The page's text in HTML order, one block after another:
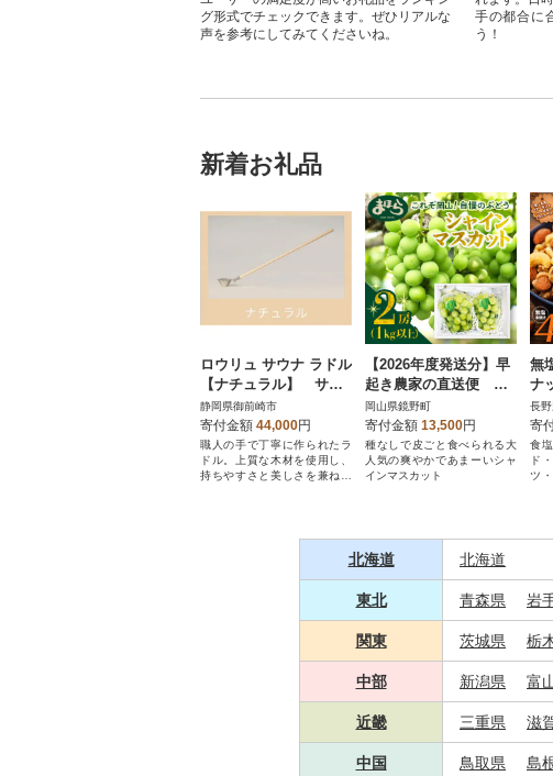
グ形式でチェックできます。ぜひリアルな
声を参考にしてみてくださいね。
手の都合に
う！
新着お礼品
ロウリュ サウナ ラドル
【ナチュラル】 サウ
ナ用柄杓 シャワー構
造 快適にロウリュサ
ウナを楽しむ
静岡県御前崎市
寄付金額 44,000円
職人の手で丁寧に作られたラ
ドル。上質な木材を使用し、
持ちやすさと美しさを兼ね備
【2026年度発送分】早
起き農家の直送便 お
土産シャインマスカッ
ト2房
岡山県鏡野町
寄付金額 13,500円
種なしで皮ごと食べられる大
人気の爽やかであまーいシャ
インマスカット
無
ナ
袋)
長
寄
食
ド
ツ
北海道 北海道
東北 青森県 岩
関東 茨城県 栃
中部 新潟県 富
近畿 三重県 滋
中国 鳥取県 島